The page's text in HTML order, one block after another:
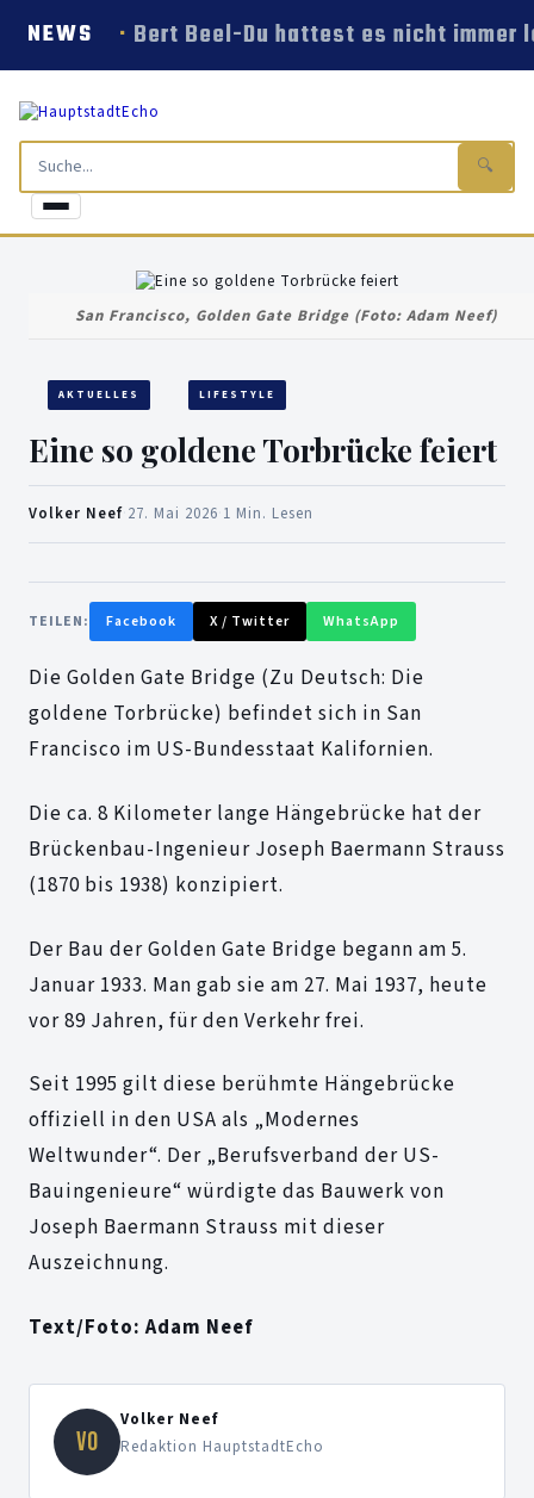
NEWS Bert Beel-Du hattest es nicht immer
🔍
San Francisco, Golden Gate Bridge (Foto: Adam Neef)
AKTUELLES LIFESTYLE
Eine so goldene Torbrücke feiert
Volker Neef 27. Mai 2026 1 Min. Lesen
TEILEN: Facebook X / Twitter WhatsApp
Die Golden Gate Bridge (Zu Deutsch: Die
goldene Torbrücke) befindet sich in San
Francisco im US-Bundesstaat Kalifornien.
Die ca. 8 Kilometer lange Hängebrücke hat der
Brückenbau-Ingenieur Joseph Baermann Strauss
(1870 bis 1938) konzipiert.
Der Bau der Golden Gate Bridge begann am 5.
Januar 1933. Man gab sie am 27. Mai 1937, heute
vor 89 Jahren, für den Verkehr frei.
Seit 1995 gilt diese berühmte Hängebrücke
offiziell in den USA als „Modernes
Weltwunder“. Der „Berufsverband der US-
Bauingenieure“ würdigte das Bauwerk von
Joseph Baermann Strauss mit dieser
Auszeichnung.
Text/Foto: Adam Neef
VO
Volker Neef
Redaktion HauptstadtEcho